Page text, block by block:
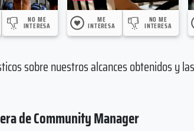
NO ME
INTERESA
ME
INTERESA
NO ME
INTERESA
sobre nuestros alcances obtenidos y
de Community Manager